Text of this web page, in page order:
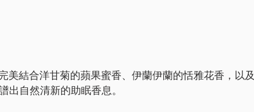
美結合洋甘菊的蘋果蜜香、伊蘭伊蘭的恬雅花香，以及
出自然清新的助眠香息。